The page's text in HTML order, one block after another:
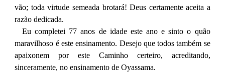
vão; toda virtude semeada brotará! Deus certamente aceita a
razão dedicada.
Eu completei 77 anos de idade este ano e sinto o quão
maravilhoso é este ensinamento. Desejo que todos também se
apaixonem por este Caminho certeiro, acreditando,
sinceramente, no ensinamento de Oyassama.